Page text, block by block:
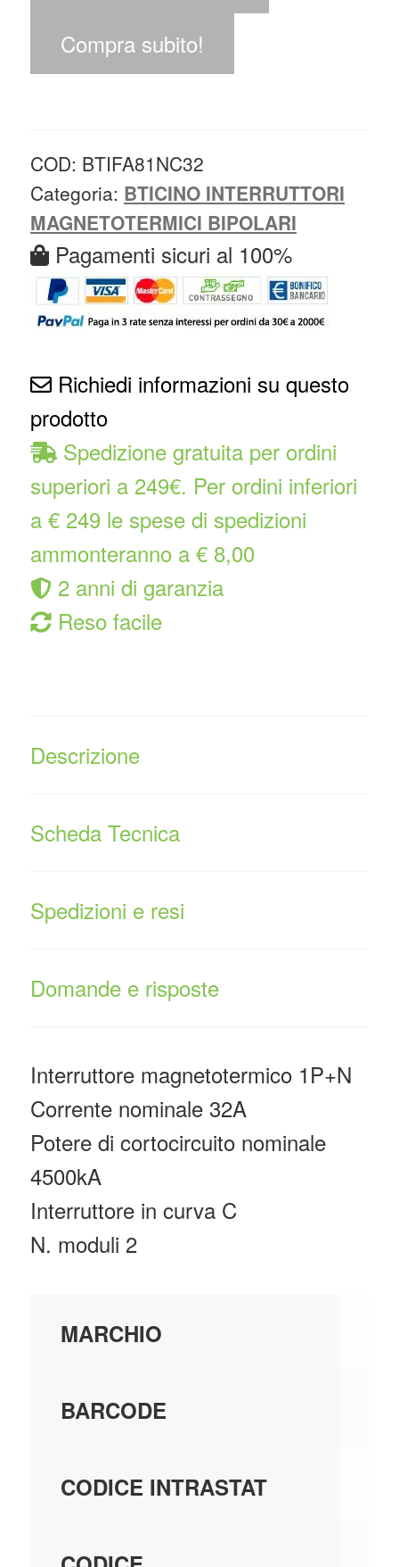
Compra subito!
COD: BTIFA81NC32
Categoria: BTICINO INTERRUTTORI
MAGNETOTERMICI BIPOLARI
Pagamenti sicuri al 100%
Richiedi informazioni su questo
prodotto
Spedizione gratuita per ordini
superiori a 249€. Per ordini inferiori
a € 249 le spese di spedizioni
ammonteranno a € 8,00
2 anni di garanzia
Reso facile
Descrizione
Scheda Tecnica
Spedizioni e resi
Domande e risposte
Interruttore magnetotermico 1P+N
Corrente nominale 32A
Potere di cortocircuito nominale
4500kA
Interruttore in curva C
N. moduli 2
MARCHIO
BARCODE
CODICE INTRASTAT